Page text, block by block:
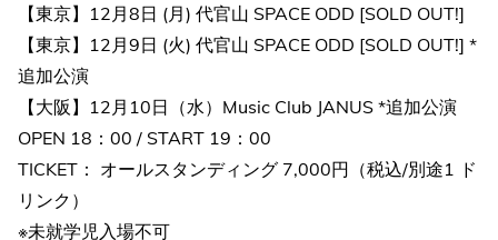
【東京】12月8日 (月) 代官山 SPACE ODD [SOLD OUT!]
【東京】12月9日 (火) 代官山 SPACE ODD [SOLD OUT!] *
追加公演
【大阪】12月10日（水）Music Club JANUS *追加公演
OPEN 18：00 / START 19：00
TICKET： オールスタンディング 7,000円（税込/別途1 ド
リンク）
※未就学児入場不可